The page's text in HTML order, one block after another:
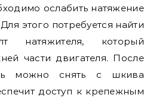
ослабить натяжение
этого потребуется найти
натяжителя, который
части двигателя. После
можно снять с шкива
доступ к крепежным